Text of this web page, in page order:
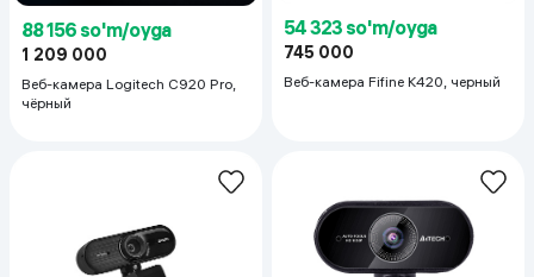
88 156 so'm/oyga
1 209 000
Веб-камера Logitech C920 Pro,
чёрный
54 323 so'm/oyga
745 000
Веб-камера Fifine K420, черный